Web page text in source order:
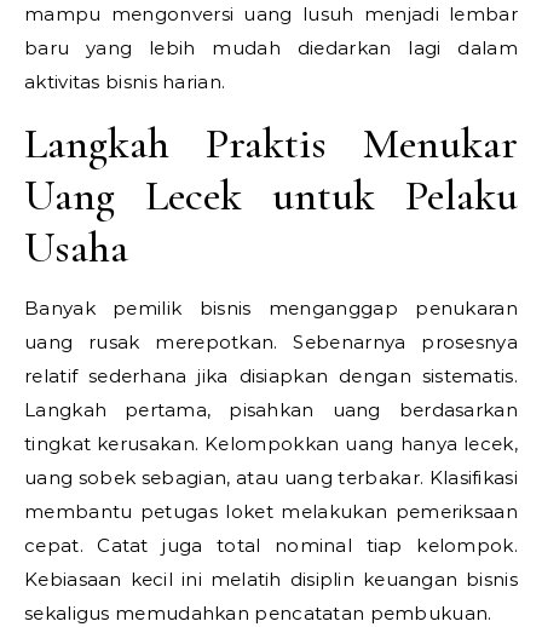
mampu mengonversi uang lusuh menjadi lembar
baru yang lebih mudah diedarkan lagi dalam
aktivitas bisnis harian.
Langkah Praktis Menukar
Uang Lecek untuk Pelaku
Usaha
Banyak pemilik bisnis menganggap penukaran
uang rusak merepotkan. Sebenarnya prosesnya
relatif sederhana jika disiapkan dengan sistematis.
Langkah pertama, pisahkan uang berdasarkan
tingkat kerusakan. Kelompokkan uang hanya lecek,
uang sobek sebagian, atau uang terbakar. Klasifikasi
membantu petugas loket melakukan pemeriksaan
cepat. Catat juga total nominal tiap kelompok.
Kebiasaan kecil ini melatih disiplin keuangan bisnis
sekaligus memudahkan pencatatan pembukuan.